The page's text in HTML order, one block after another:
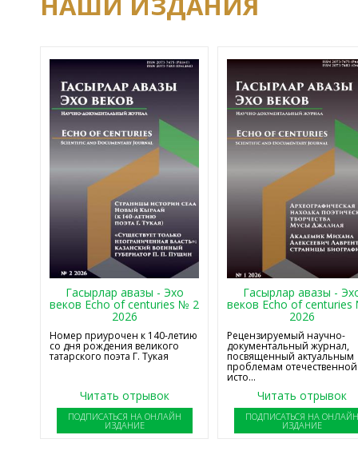
Гасырлар авазы - Эхо
веков Echo of centuries № 2
2026
Номер приурочен к 140-летию
со дня рождения великого
татарского поэта Г. Тукая
Читать отрывок
ПОДПИСАТЬСЯ НА ОНЛАЙН
ИЗДАНИЕ
Гасырлар авазы -
веков Echo of
2026
Рецензируемый научно-
документальный журнал,
посвященный актуальным
проблемам отечественной
исто...
Читать отрывок
ПОДПИСАТЬСЯ НА
ИЗДАНИЕ